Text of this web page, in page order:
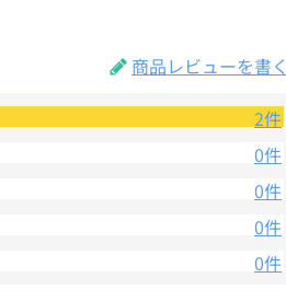
商品レビューを書く
2件
0件
0件
0件
0件